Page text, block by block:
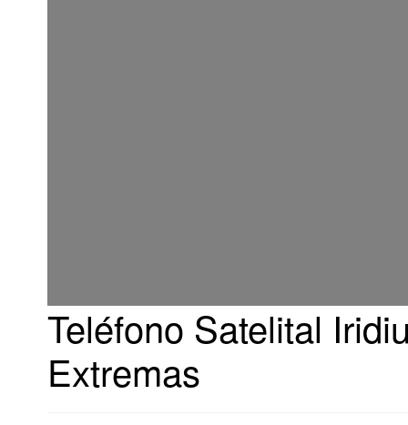
Teléfono Satelital
Extremas